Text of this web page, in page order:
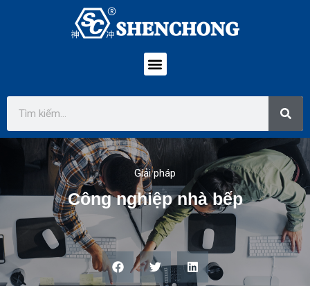
Giải pháp
Công nghiệp nhà bếp